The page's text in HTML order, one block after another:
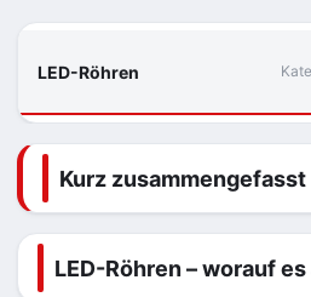
LED-Röhren
Kurz zusammengefasst
LED-Röhren – worauf